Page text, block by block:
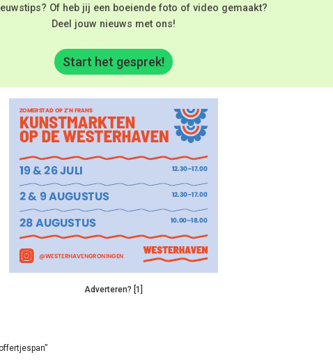
Of heb jij een boeiende foto of video gemaakt?
Deel jouw nieuws met ons!
Start het gesprek!
Adverteren? [1]